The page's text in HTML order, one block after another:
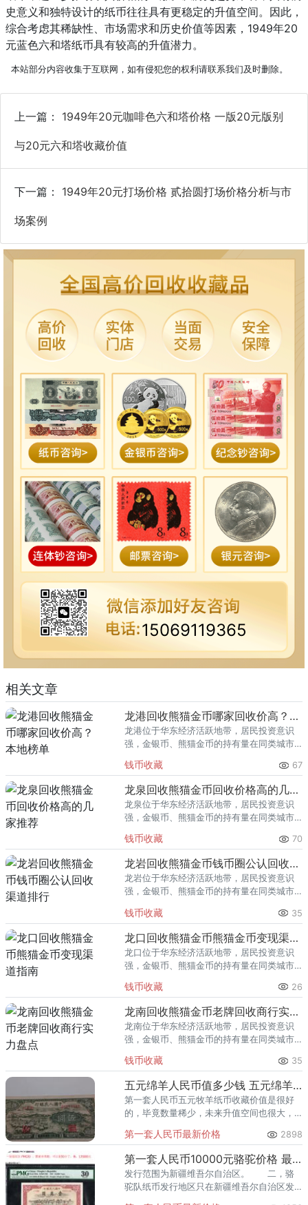
史意义和独特设计的纸币往往具有更稳定的升值空间。因此，
综合考虑其稀缺性、市场需求和历史价值等因素，1949年20
元蓝色六和塔纸币具有较高的升值潜力。
本站部分内容收集于互联网，如有侵犯您的权利请联系我们及时删除。
上一篇： 1949年20元咖啡色六和塔价格 一版20元版别
与20元六和塔收藏价值
下一篇： 1949年20元打场价格 贰拾圆打场价格分析与市
场案例
15069119365
相关文章
龙港回收熊猫金币哪家回收价高？本地榜单
龙港位于华东经济活跃地带，居民投资意识
强，金银币、熊猫金币的持有量在同类城市
熊猫金币的需求就明显升温，但鱼龙混杂的
回收渠道里，能精准识别版别溢
钱币收藏 67
龙泉回收熊猫金币回收价格高的几家推荐
龙泉位于华东经济活跃地带，居民投资意识
强，金银币、熊猫金币的持有量在同类城市
熊猫金币的需求就明显升温，但鱼龙混杂的
回收渠道里，能精准识别版别溢
钱币收藏 70
龙岩回收熊猫金币钱币圈公认回收渠道排行
龙岩位于华东经济活跃地带，居民投资意识
强，金银币、熊猫金币的持有量在同类城市
熊猫金币的需求就明显升温，但鱼龙混杂的
回收渠道里，能精准识别版别溢
钱币收藏 35
龙口回收熊猫金币熊猫金币变现渠道指南
龙口位于华东经济活跃地带，居民投资意识
强，金银币、熊猫金币的持有量在同类城市
熊猫金币的需求就明显升温，但鱼龙混杂的
回收渠道里，能精准识别版别溢
钱币收藏 26
龙南回收熊猫金币老牌回收商行实力盘点
龙南位于华东经济活跃地带，居民投资意识
强，金银币、熊猫金币的持有量在同类城市
熊猫金币的需求就明显升温，但鱼龙混杂的
回收渠道里，能精准识别版别溢
钱币收藏 35
五元绵羊人民币值多少钱 五元绵羊人民币投资价值
第一套人民币五元牧羊纸币收藏价值是很好
的，毕竟数量稀少，未来升值空间也很大，
第一套人民币最新价格 2898
第一套人民币10000元骆驼价格 最新拍卖价格
发行范围为新疆维吾尔自治区。 二，骆
驼队纸币发行地区只在新疆维吾尔自治区发